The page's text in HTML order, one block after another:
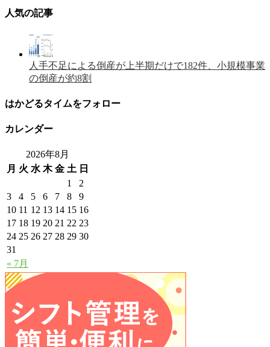
人気の記事
人手不足による倒産が上半期だけで182件、小規模事業
の倒産が約8割
はかどるタイムをフォロー
カレンダー
2026年8月
月 火 水 木 金 土 日
« 7月
1
2
3
4 5 6 7 8
9
10 11 12 13 14 15 16
17 18 19 20 21 22 23
24 25 26 27 28 29 30
31